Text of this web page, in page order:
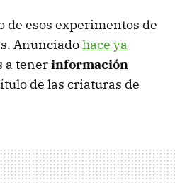
de esos experimentos de
Anunciadohace ya
a tenerinformación
de las criaturas de